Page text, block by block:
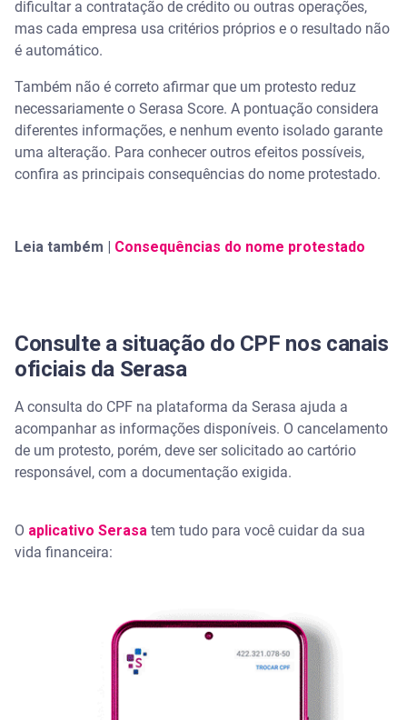
dificultar a contratação de crédito ou outras operações,
mas cada empresa usa critérios próprios e o resultado não
é automático.
Também não é correto afirmar que um protesto reduz
necessariamente o Serasa Score. A pontuação considera
diferentes informações, e nenhum evento isolado garante
uma alteração. Para conhecer outros efeitos possíveis,
confira as principais consequências do nome protestado.
Leia também | Consequências do nome protestado
Consulte a situação do CPF nos canais
oficiais da Serasa
A consulta do CPF na plataforma da Serasa ajuda a
acompanhar as informações disponíveis. O cancelamento
de um protesto, porém, deve ser solicitado ao cartório
responsável, com a documentação exigida.
O aplicativo Serasa tem tudo para você cuidar da sua
vida financeira: